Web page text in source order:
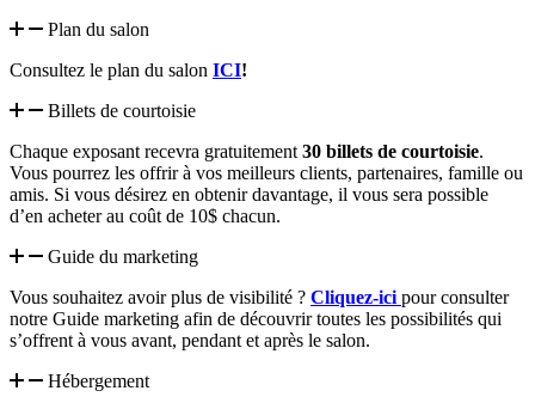
Plan du salon
Consultez le plan du salon ICI!
Billets de courtoisie
Chaque exposant recevra gratuitement 30 billets de courtoisie.
Vous pourrez les offrir à vos meilleurs clients, partenaires, famille ou
amis. Si vous désirez en obtenir davantage, il vous sera possible
d’en acheter au coût de 10$ chacun.
Guide du marketing
Vous souhaitez avoir plus de visibilité ? Cliquez-ici pour consulter
notre Guide marketing afin de découvrir toutes les possibilités qui
s’offrent à vous avant, pendant et après le salon.
Hébergement